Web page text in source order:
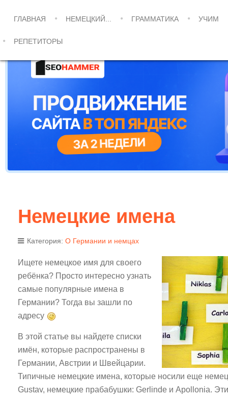
ГЛАВНАЯ НЕМЕЦКИЙ... ГРАММАТИКА УЧИМ
РЕПЕТИТОРЫ
Немецкие имена
Категория: О Германии и немцах
Ищете немецкое имя для своего
ребёнка? Просто интересно узнать
самые популярные имена в
Германии? Тогда вы зашли по
адресу
В этой статье вы найдете списки
имён, которые распространены в
Германии, Австрии и Швейцарии.
Типичные немецкие имена, которые носили еще
Gustav, немецкие прабабушки: Gerlinde и Apollonia.